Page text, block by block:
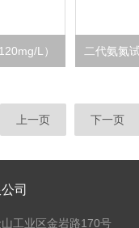
L）
上一页 下一页
司
工业区金岩路170号